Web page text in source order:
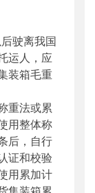
驶离我国
运人，应
装箱毛重
重法或累
用整体称
后，自行
证和校验
用累加计